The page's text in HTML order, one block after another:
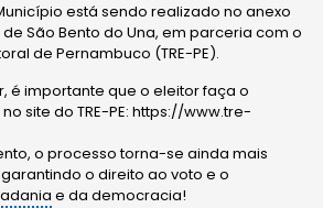
está sendo realizado no anexo
São Bento do Una, em parceria com o
de Pernambuco (TRE-PE).
é importante que o eleitor faça o
site do TRE-PE: https://www.tre-
o processo torna-se ainda mais
o direito ao voto e o
e da democracia!